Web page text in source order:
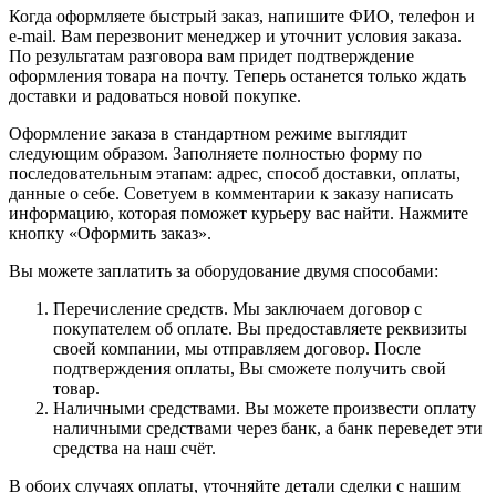
Когда оформляете быстрый заказ, напишите ФИО, телефон и
e-mail. Вам перезвонит менеджер и уточнит условия заказа.
По результатам разговора вам придет подтверждение
оформления товара на почту. Теперь останется только ждать
доставки и радоваться новой покупке.
Оформление заказа в стандартном режиме выглядит
следующим образом. Заполняете полностью форму по
последовательным этапам: адрес, способ доставки, оплаты,
данные о себе. Советуем в комментарии к заказу написать
информацию, которая поможет курьеру вас найти. Нажмите
кнопку «Оформить заказ».
Вы можете заплатить за оборудование двумя способами:
Перечисление средств. Мы заключаем договор с
покупателем об оплате. Вы предоставляете реквизиты
своей компании, мы отправляем договор. После
подтверждения оплаты, Вы сможете получить свой
товар.
Наличными средствами. Вы можете произвести оплату
наличными средствами через банк, а банк переведет эти
средства на наш счёт.
В обоих случаях оплаты, уточняйте детали сделки с нашим